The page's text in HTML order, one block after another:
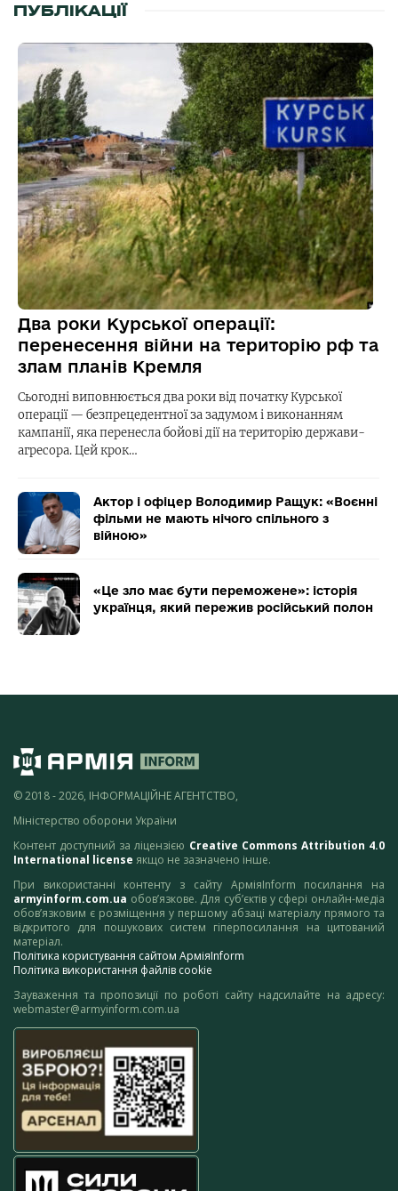
ПУБЛІКАЦІЇ
Два роки Курської операції:
перенесення війни на територію рф та
злам планів Кремля
Сьогодні виповнюється два роки від початку Курської
операції — безпрецедентної за задумом і виконанням
кампанії, яка перенесла бойові дії на територію держави-
агресора. Цей крок…
Актор і офіцер Володимир Ращук: «Воєнні
фільми не мають нічого спільного з
війною»
«Це зло має бути переможене»: історія
українця, який пережив російський полон
© 2018 - 2026, ІНФОРМАЦІЙНЕ АГЕНТСТВО,
Міністерство оборони України
Контент доступний за ліцензією Creative Commons Attribution 4.0
International license якщо не зазначено інше.
При використанні контенту з сайту АрміяInform посилання на
armyinform.com.ua обов’язкове. Для суб’єктів у сфері онлайн-медіа
обов’язковим є розміщення у першому абзаці матеріалу прямого та
відкритого для пошукових систем гіперпосилання на цитований
матеріал.
Політика користування сайтом АрміяInform
Політика використання файлів cookie
Зауваження та пропозиції по роботі сайту надсилайте на адресу:
webmaster@armyinform.com.ua